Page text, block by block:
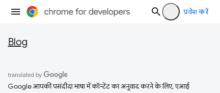
प्रवेश करें
Blog
Google आपकी पसंदीदा भाषा में कॉन्टेंट का अनुवाद करने के लिए, एआई